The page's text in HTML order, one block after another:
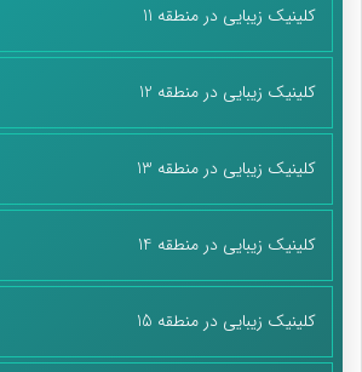
کلینیک زیبایی در منطقه 11
کلینیک زیبایی در منطقه 12
کلینیک زیبایی در منطقه 13
کلینیک زیبایی در منطقه 14
کلینیک زیبایی در منطقه 15